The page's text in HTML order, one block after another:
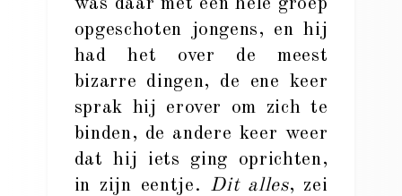
was daar met een hele groep
opgeschoten jongens, en hij
had het over de meest
bizarre dingen, de ene keer
sprak hij erover om zich te
binden, de andere keer weer
dat hij iets ging oprichten,
in zijn eentje. Dit alles, zei